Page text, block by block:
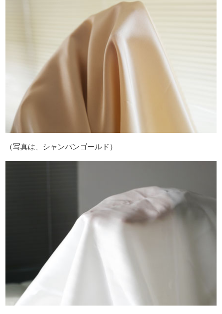
（写真は、シャンパンゴールド）